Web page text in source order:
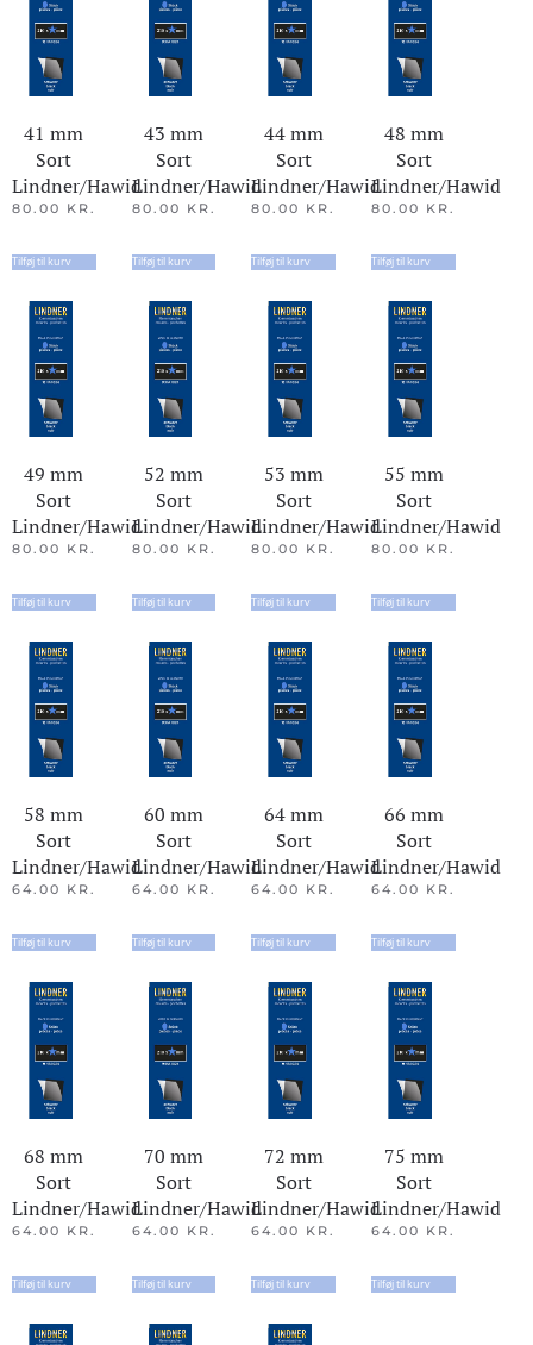
41 mm
Sort
Lindner/Hawid
80.00 KR.
Tilføj til kurv
43 mm
Sort
Lindner/Hawid
80.00 KR.
Tilføj til kurv
44 mm
Sort
Lindner/Hawid
80.00 KR.
Tilføj til kurv
48 mm
Sort
Lindner/Hawid
80.00 KR.
Tilføj til kurv
49 mm
Sort
Lindner/Hawid
80.00 KR.
Tilføj til kurv
52 mm
Sort
Lindner/Hawid
80.00 KR.
Tilføj til kurv
53 mm
Sort
Lindner/Hawid
80.00 KR.
Tilføj til kurv
55 mm
Sort
Lindner/Hawid
80.00 KR.
Tilføj til kurv
58 mm
Sort
Lindner/Hawid
64.00 KR.
Tilføj til kurv
60 mm
Sort
Lindner/Hawid
64.00 KR.
Tilføj til kurv
64 mm
Sort
Lindner/Hawid
64.00 KR.
Tilføj til kurv
66 mm
Sort
Lindner/Hawid
64.00 KR.
Tilføj til kurv
68 mm
Sort
Lindner/Hawid
64.00 KR.
Tilføj til kurv
70 mm
Sort
Lindner/Hawid
64.00 KR.
Tilføj til kurv
72 mm
Sort
Lindner/Hawid
64.00 KR.
Tilføj til kurv
75 mm
Sort
Lindner/Hawid
64.00 KR.
Tilføj til kurv